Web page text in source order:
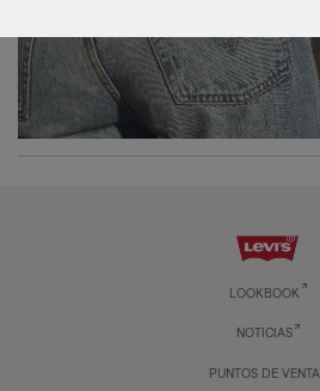
LOOKBOOK
NOTICIAS
PUNTOS DE VENTA